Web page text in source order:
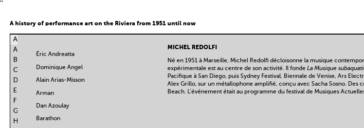
''
A history of performance art on the Riviera from 1951 until now
ALL
A
B
C
D
E
F
G
H
Éric Andreatta
Dominique Angel
Alain Arias-Misson
Arman
Dan Azoulay
Barathon
MICHEL REDOLFI
Né en 1951 à Marseille, Michel Redolfi décloisonne la musique
expérimentale est au centre de son activité. Il fondeLa Musique
Pacifique à San Diego, puis Sydney Festival, Biennale de Venise, Ars
Alex Grillo, sur un métallophone amplifié, conçu avec Sacha Sosno.
Beach. L’événement était au programme du festival de Musiques